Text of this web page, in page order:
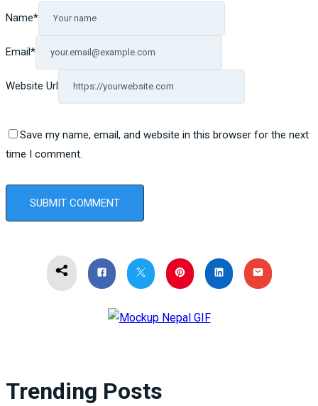
Name*
Email*
Website Url
Save my name, email, and website in this browser for the next
time I comment.
Trending Posts